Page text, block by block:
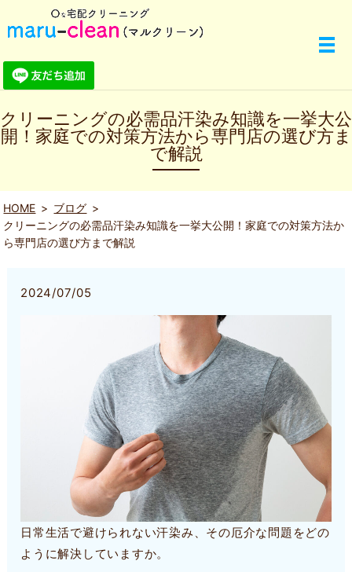
クリーニングの必需品汗染み知識を一挙大公
開！家庭での対策方法から専門店の選び方ま
で解説
HOME
ブログ
クリーニングの必需品汗染み知識を一挙大公開！家庭での対策方法か
ら専門店の選び方まで解説
2024/07/05
日常生活で避けられない汗染み、その厄介な問題をどの
ように解決していますか。